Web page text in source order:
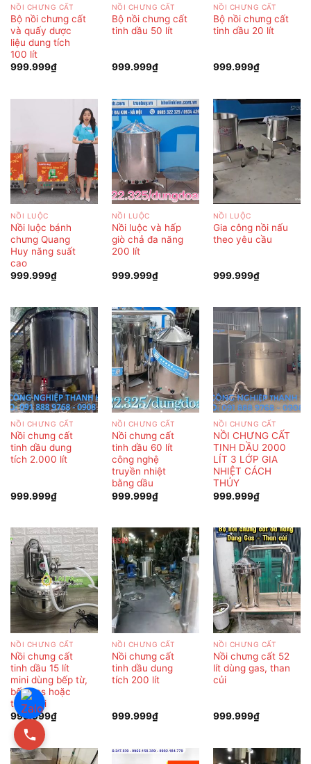
NỒI CHƯNG CẤT
Bộ nồi chưng cất
và quấy dược
liệu dung tích
100 lít
999.999₫
NỒI CHƯNG CẤT
Bộ nồi chưng cất
tinh dầu 50 lít
999.999₫
NỒI CHƯNG CẤT
Bộ nồi chưng cất
tinh dầu 20 lít
999.999₫
NỒI LUỘC
Nồi luộc bánh
chưng Quang
Huy năng suất
cao
999.999₫
NỒI LUỘC
Nồi luộc và hấp
giò chả đa năng
200 lít
999.999₫
NỒI LUỘC
Gia công nồi nấu
theo yêu cầu
999.999₫
NỒI CHƯNG CẤT
Nồi chưng cất
tinh dầu dung
tích 2.000 lít
999.999₫
NỒI CHƯNG CẤT
Nồi chưng cất
tinh dầu 60 lít
công nghệ
truyền nhiệt
bằng dầu
999.999₫
NỒI CHƯNG CẤT
NỒI CHƯNG CẤT
TINH DẦU 2000
LÍT 3 LỚP GIA
NHIỆT CÁCH
THỦY
999.999₫
NỒI CHƯNG CẤT
Nồi chưng cất
tinh dầu 15 lít
mini dùng bếp từ,
bếp gas hoặc
than củi
999.999₫
NỒI CHƯNG CẤT
Nồi chưng cất
tinh dầu dung
tích 200 lít
999.999₫
NỒI CHƯNG CẤT
Nồi chưng cất 52
lít dùng gas, than
củi
999.999₫